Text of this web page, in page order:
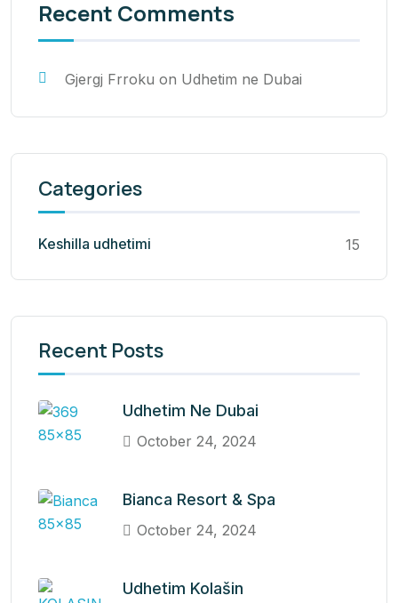
Recent Comments
Gjergj Frroku on Udhetim ne Dubai
Categories
Keshilla udhetimi 15
Recent Posts
Udhetim Ne Dubai
October 24, 2024
Bianca Resort & Spa
October 24, 2024
Udhetim Kolašin